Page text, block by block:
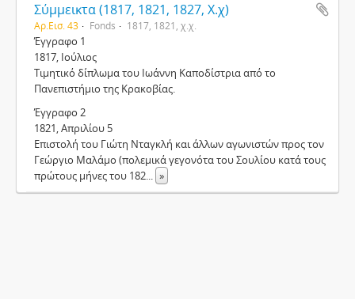
Σύμμεικτα (1817, 1821, 1827, Χ.χ)
Αρ.Εισ. 43 Fonds 1817, 1821, χ.χ.
Έγγραφο 1
1817, Ιούλιος
Τιμητικό δίπλωμα του Ιωάννη Καποδίστρια από το
Πανεπιστήμιο της Κρακοβίας.
Έγγραφο 2
1821, Απριλίου 5
Επιστολή του Γιώτη Νταγκλή και άλλων αγωνιστών προς τον
Γεώργιο Μαλάμο (πολεμικά γεγονότα του Σουλίου κατά τους
πρώτους μήνες του 182... »